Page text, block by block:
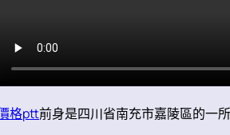
格ptt前身是四川省南充市嘉陵區的一